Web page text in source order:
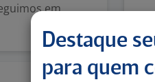
em
Destaque
para quem